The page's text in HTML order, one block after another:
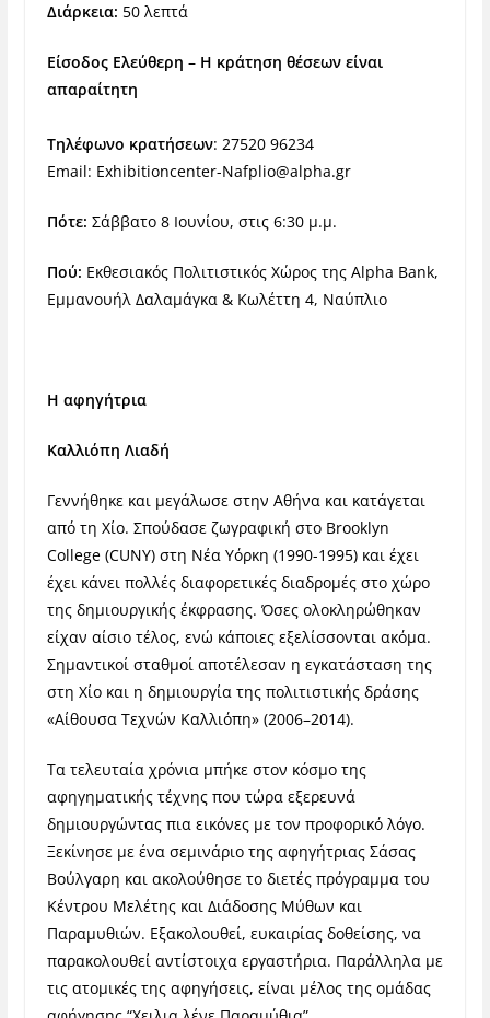
Διάρκεια: 50 λεπτά
Είσοδος Ελεύθερη – Η κράτηση θέσεων είναι
απαραίτητη
Τηλέφωνο κρατήσεων: 27520 96234
Email: Exhibitioncenter-Nafplio@alpha.gr
Πότε: Σάββατο 8 Ιουνίου, στις 6:30 μ.μ.
Πού: Εκθεσιακός Πολιτιστικός Χώρος της Alpha Bank,
Εμμανουήλ Δαλαμάγκα & Κωλέττη 4, Ναύπλιο
Η αφηγήτρια
Καλλιόπη Λιαδή
Γεννήθηκε και μεγάλωσε στην Αθήνα και κατάγεται
από τη Χίο. Σπούδασε ζωγραφική στο Brooklyn
College (CUNY) στη Νέα Υόρκη (1990-1995) και έχει
έχει κάνει πολλές διαφορετικές διαδρομές στο χώρο
της δημιουργικής έκφρασης. Όσες ολοκληρώθηκαν
είχαν αίσιο τέλος, ενώ κάποιες εξελίσσονται ακόμα.
Σημαντικοί σταθμοί αποτέλεσαν η εγκατάσταση της
στη Χίο και η δημιουργία της πολιτιστικής δράσης
«Αίθουσα Τεχνών Καλλιόπη» (2006–2014).
Τα τελευταία χρόνια μπήκε στον κόσμο της
αφηγηματικής τέχνης που τώρα εξερευνά
δημιουργώντας πια εικόνες με τον προφορικό λόγο.
Ξεκίνησε με ένα σεμινάριο της αφηγήτριας Σάσας
Βούλγαρη και ακολούθησε το διετές πρόγραμμα του
Κέντρου Μελέτης και Διάδοσης Μύθων και
Παραμυθιών. Εξακολουθεί, ευκαιρίας δοθείσης, να
παρακολουθεί αντίστοιχα εργαστήρια. Παράλληλα με
τις ατομικές της αφηγήσεις, είναι μέλος της ομάδας